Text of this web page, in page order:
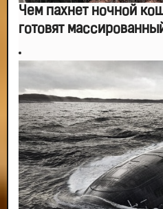
Чем пахнет ночной
готовят